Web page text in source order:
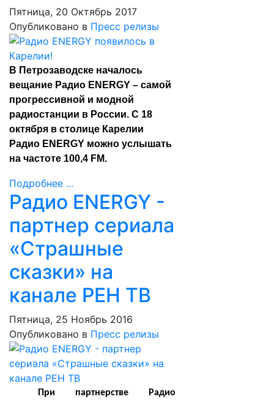
Пятница, 20 Октябрь 2017
Опубликовано в Пресс релизы
В Петрозаводске началось
вещание Радио ENERGY – самой
прогрессивной и модной
радиостанции в России. С 18
октября в столице Карелии
Радио ENERGY можно услышать
на частоте 100,4 FM.
Подробнее ...
Радио ENERGY -
партнер сериала
«Страшные
сказки» на
канале РЕН ТВ
Пятница, 25 Ноябрь 2016
Опубликовано в Пресс релизы
При партнерстве Радио